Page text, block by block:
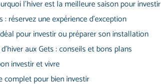
l’hiver est la meilleure saison pour investir
réservez une expérience d’exception
pour investir ou préparer son installation
aux Gets : conseils et bons plans
investir et vivre
complet pour bien investir